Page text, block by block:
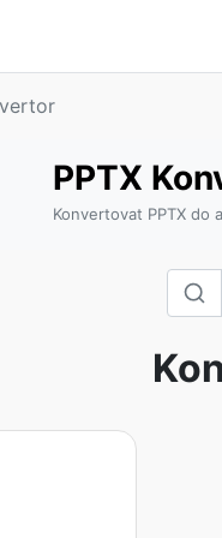
PPTX
Konvertovat PPTX do